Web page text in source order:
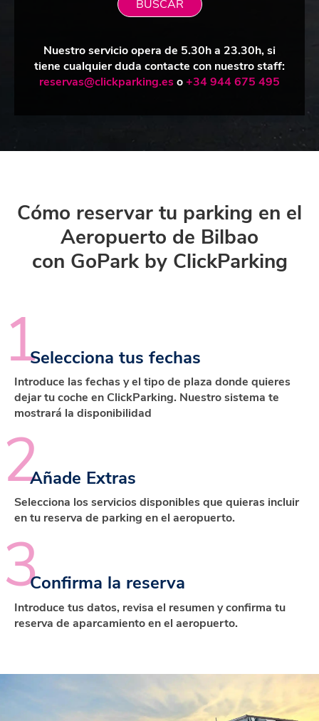
Nuestro servicio opera de 5.30h a 23.30h, si
tiene cualquier duda contacte con nuestro staff:
reservas@clickparking.eso+34 944 675 495
Cómo reservar tu parking en el
Aeropuerto de Bilbao
con GoPark by ClickParking
1Selecciona tus fechas
Introduce las fechas y el tipo de plaza donde quieres
dejar tu coche en ClickParking. Nuestro sistema te
mostrará la disponibilidad
2Añade Extras
Selecciona los servicios disponibles que quieras incluir
en tu reserva de parking en el aeropuerto.
3Confirma la reserva
Introduce tus datos, revisa el resumen y confirma tu
reserva de aparcamiento en el aeropuerto.